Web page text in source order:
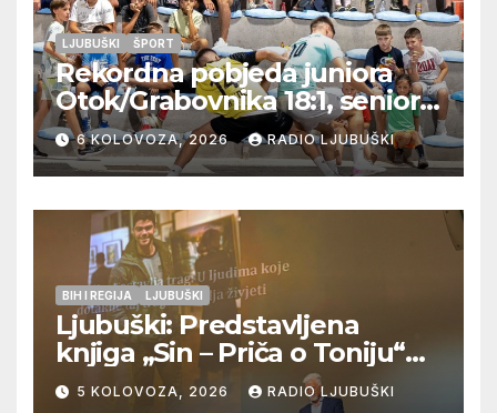
LJUBUŠKI ŠPORT
Rekordna pobjeda juniora
Otok/Grabovnika 18:1, seniori
Pregrađa u četvrtfinalu,
Veljaci i Cerno/Crnopod u
doigravanju, Grljevići završili
natjecanje
6 KOLOVOZA, 2026 RADIO LJUBUŠKI
BIH I REGIJA LJUBUŠKI
Ljubuški: Predstavljena
knjiga „Sin – Priča o Toniju“
dr. sc. Zdenka Hercega
5 KOLOVOZA, 2026 RADIO LJUBUŠKI